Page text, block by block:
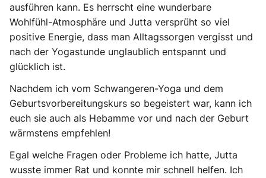
ausführen kann. Es herrscht eine wunderbare
Wohlfühl-Atmosphäre und Jutta versprüht so viel
positive Energie, dass man Alltagssorgen vergisst und
nach der Yogastunde unglaublich entspannt und
glücklich ist.
Nachdem ich vom Schwangeren-Yoga und dem
Geburtsvorbereitungskurs so begeistert war, kann ich
euch sie auch als Hebamme vor und nach der Geburt
wärmstens empfehlen!
Egal welche Fragen oder Probleme ich hatte, Jutta
wusste immer Rat und konnte mir schnell helfen. Ich